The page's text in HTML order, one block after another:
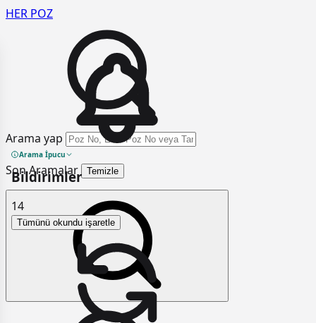
HER POZ
Arama yap
Arama İpucu
Son Aramalar Temizle
Bildirimler
14
Tümünü okundu işaretle